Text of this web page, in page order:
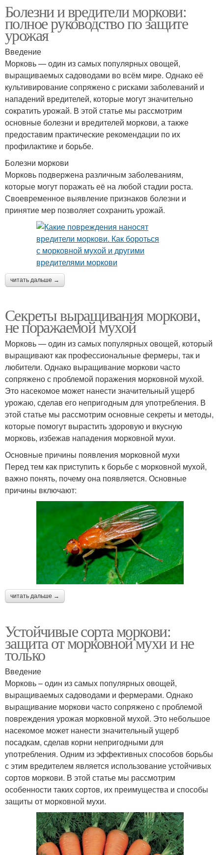
Болезни и вредители моркови:
полное руководство по защите
урожая
Введение
Морковь — один из самых популярных овощей,
выращиваемых садоводами во всём мире. Однако её
культивирование сопряжено с рисками заболеваний и
нападений вредителей, которые могут значительно
сократить урожай. В этой статье мы рассмотрим
основные болезни и вредителей моркови, а также
предоставим практические рекомендации по их
профилактике и борьбе.
Болезни моркови
Морковь подвержена различным заболеваниям,
которые могут поражать её на любой стадии роста.
Своевременное выявление признаков болезни и
принятие мер позволяет сохранить урожай.
читать дальше →
Секреты выращивания моркови,
не поражаемой мухой
Морковь — один из самых популярных овощей, который
выращивают как профессиональные фермеры, так и
любители. Однако выращивание моркови часто
сопряжено с проблемой поражения морковной мухой.
Это насекомое может нанести значительный ущерб
урожаю, сделав его непригодным для употребления. В
этой статье мы рассмотрим основные секреты и методы,
которые помогут вырастить здоровую и вкусную
морковь, избежав нападения морковной мухи.
Основные причины появления морковной мухи
Перед тем как приступить к борьбе с морковной мухой,
важно понять, почему она появляется. Основные
причины включают:
читать дальше →
Устойчивые сорта моркови:
защита от морковной мухи и не
только
Введение
Морковь – один из самых популярных овощей,
выращиваемых садоводами и фермерами. Однако
выращивание моркови часто сопряжено с проблемой
повреждения урожая морковной мухой. Это небольшое
насекомое может нанести значительный ущерб
посадкам, сделав корни непригодными для
употребления. Одним из эффективных способов борьбы
с этим вредителем является использование устойчивых
сортов моркови. В этой статье мы рассмотрим
особенности таких сортов, их преимущества и способы
защиты от морковной мухи.